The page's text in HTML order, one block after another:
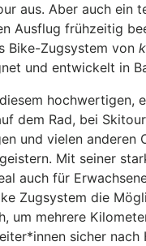
aus. Aber auch ein
Ausflug frühzeitig
Bike-Zugsystem von
und entwickelt in
hochwertigen,
dem Rad, bei
und vielen anderen
Mit seiner
auch für
Zugsystem die
um mehrere
sicher nach